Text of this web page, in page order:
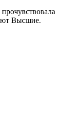
Высшие.